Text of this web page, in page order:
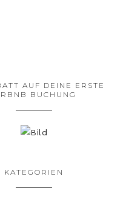
AUF DEINE ERSTE
BUCHUNG
KATEGORIEN